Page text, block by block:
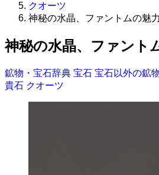
クオーツ
神秘の水晶、ファントムの魅力
神秘の水晶、ファント
鉱物・宝石辞典 宝石 宝石以外の鉱
貴石 クオーツ